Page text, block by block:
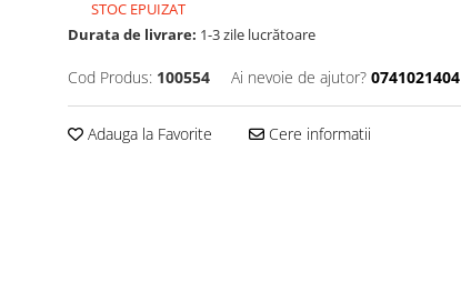
STOC EPUIZAT
Durata de livrare: 1-3 zile lucrătoare
Cod Produs: 100554 Ai nevoie de ajutor? 0741021404
Adauga la Favorite Cere informatii